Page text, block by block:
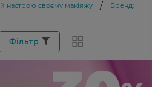
настрою своєму макіяжу / Бренд:
Фільтр